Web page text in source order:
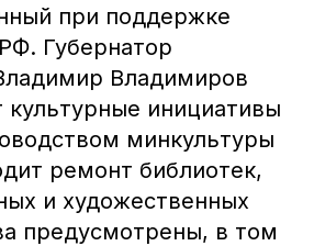
при поддержке
Губернатор
Владимиров
инициативы
минкультуры
ремонт библиотек,
и художественных
предусмотрены, в том